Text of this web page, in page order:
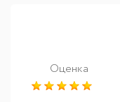
Оценка